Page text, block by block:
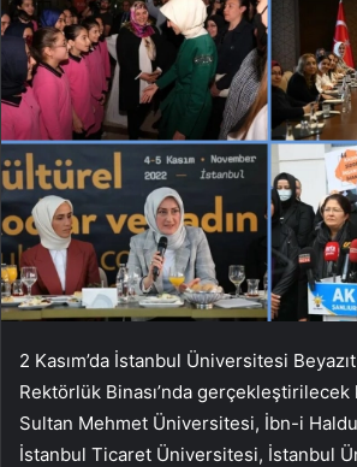
2 Kasım’da İstanbul Üniversitesi
Rektörlük Binası’nda
Sultan Mehmet Üniversitesi, İbn-i
İstanbul Ticaret Üniversitesi, İstanbul